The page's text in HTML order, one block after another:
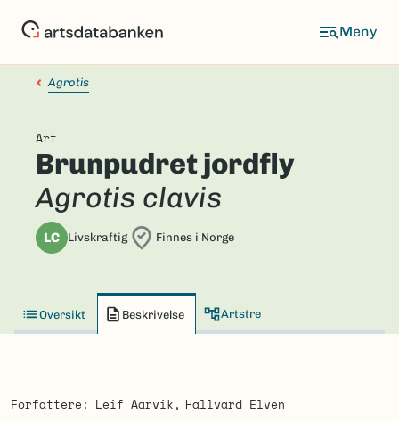
Agrotis
Art
Brunpudret jordfly
Agrotis clavis
LC Livskraftig Finnes i Norge
Oversikt Beskrivelse Artstre
Forfattere Leif Aarvik
Hallvard Elven